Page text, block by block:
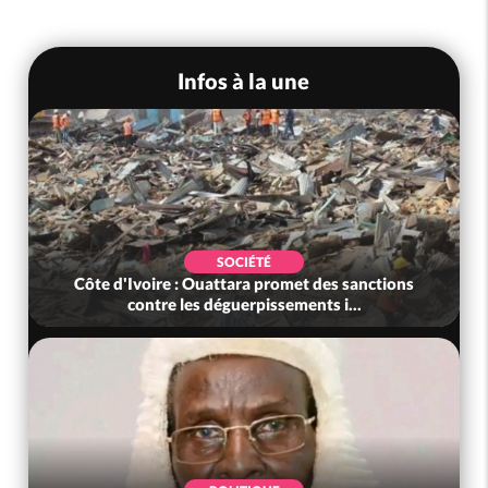
Infos à la une
SOCIÉTÉ
Côte d'Ivoire : Ouattara promet des sanctions
contre les déguerpissements i...